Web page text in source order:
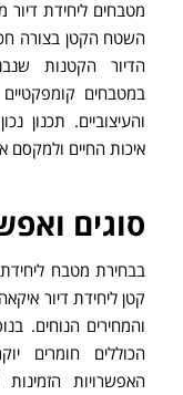
מטבחים ליחידת דיור
השטח הקטן בצורה
הדיור הקטנות
במטבחים
והעיצוביים.
איכות החיים
סוגים
בבחירת מטבח
קטן ליחידת דיור
והמחירים הנוחים.
הכוללים חומרים
האפשרויות